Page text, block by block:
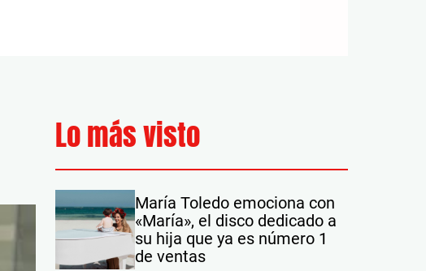
Lo más visto
María Toledo emociona con
«María», el disco dedicado a
su hija que ya es número 1
de ventas